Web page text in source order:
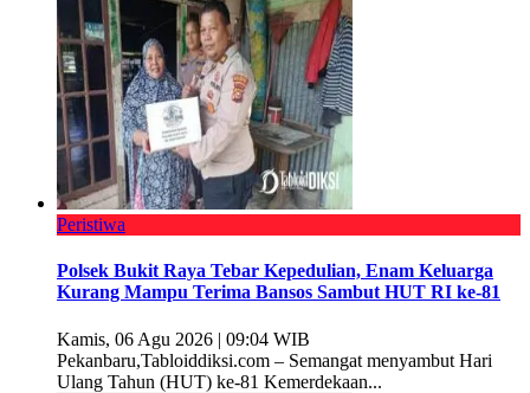
Peristiwa
Polsek Bukit Raya Tebar Kepedulian, Enam Keluarga
Kurang Mampu Terima Bansos Sambut HUT RI ke-81
Kamis, 06 Agu 2026 | 09:04 WIB
Pekanbaru,Tabloiddiksi.com – Semangat menyambut Hari
Ulang Tahun (HUT) ke-81 Kemerdekaan...